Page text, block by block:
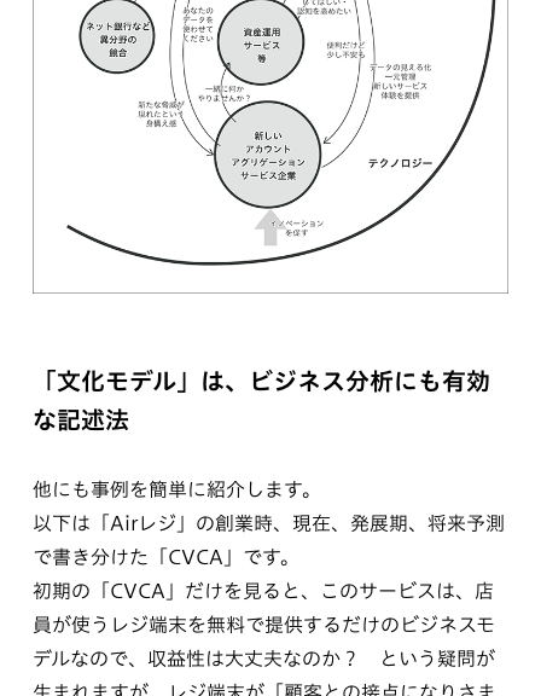
「文化モデル」は、ビジネス分析にも有効
な記述法
他にも事例を簡単に紹介します。
以下は「Airレジ」の創業時、現在、発展期、将来予測
で書き分けた「CVCA」です。
初期の「CVCA」だけを見ると、このサービスは、店
員が使うレジ端末を無料で提供するだけのビジネスモ
デルなので、収益性は大丈夫なのか？ という疑問が
生まれますが、レジ端末が「顧客との接点になりさま